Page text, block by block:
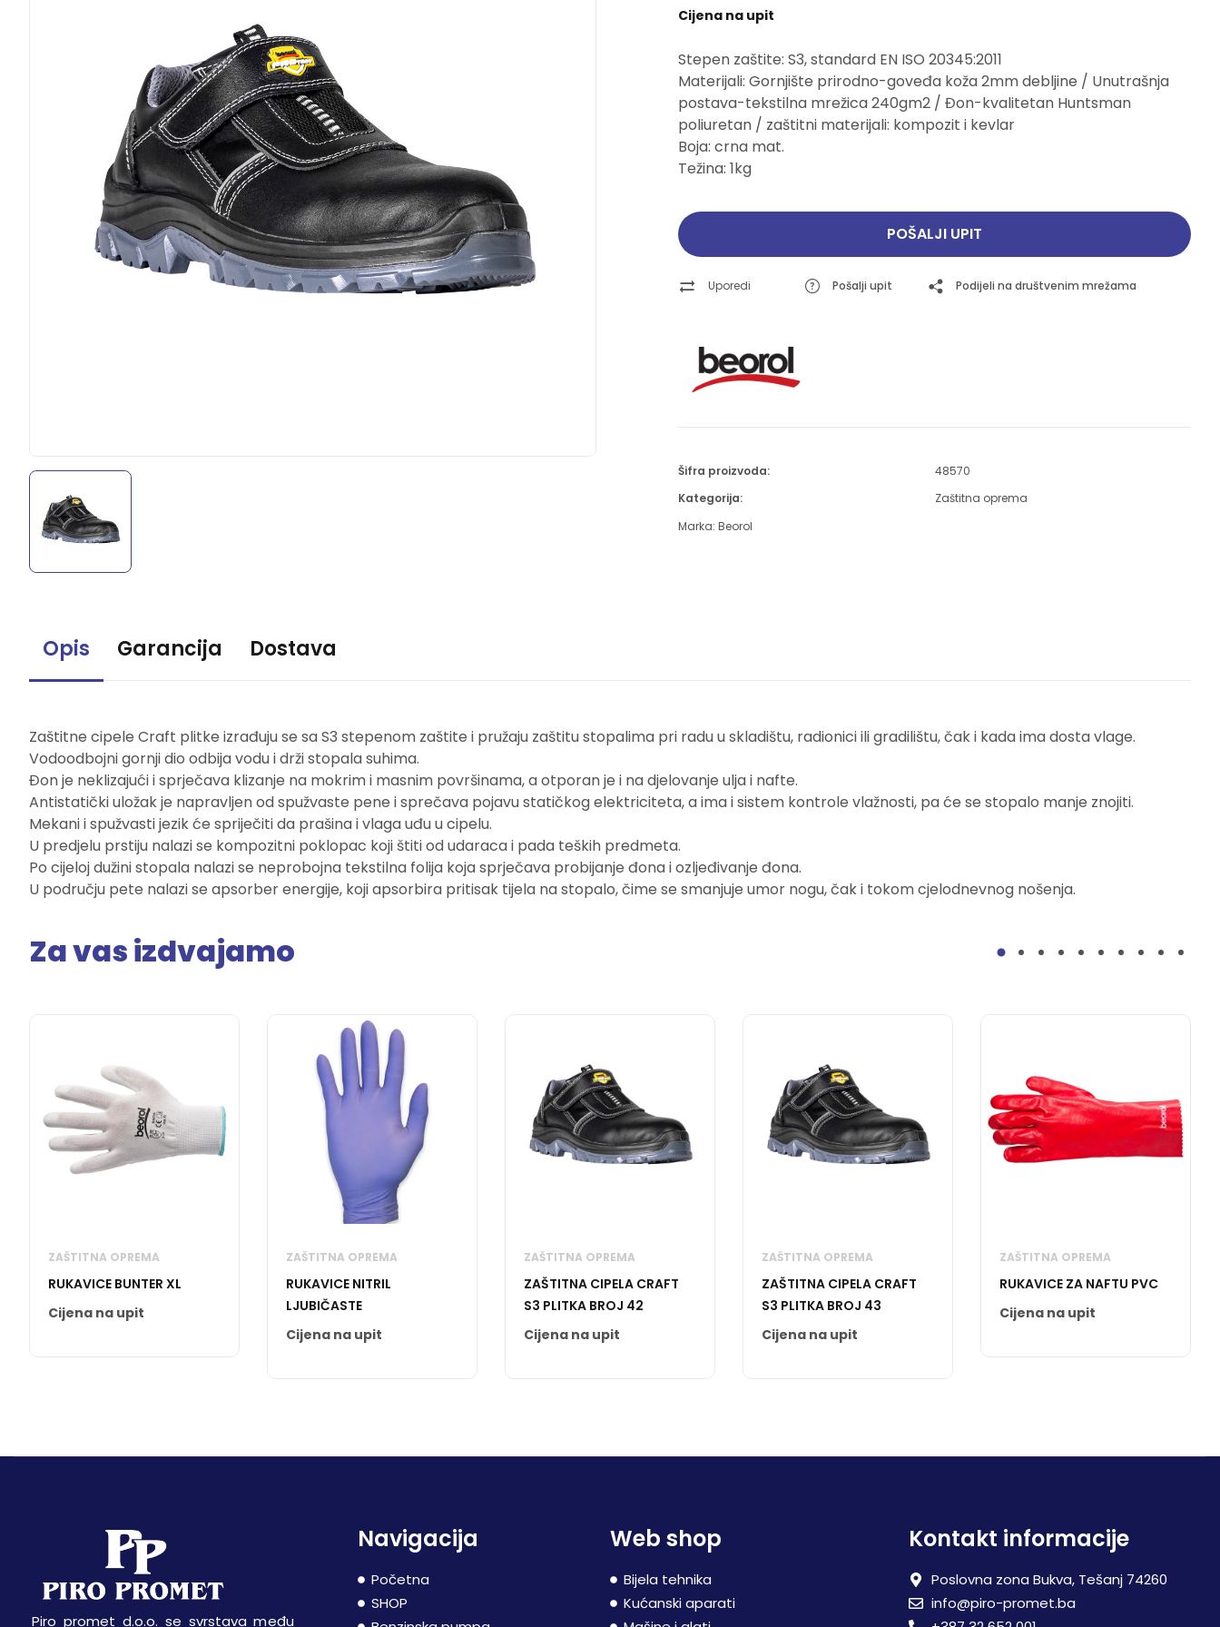
Pogledajte ponudu
Brusne trake i ploče
Pogledajte ponudu
Pogledajte ponudu
Brusne trake i ploče
Pogledajte ponudu
Cijena na upit
Stepen zaštite: S3, standard EN ISO 20345:2011
Materijali: Gornjište prirodno-goveđa koža 2mm debljine / Unutrašnja
postava-tekstilna mrežica 240gm2 / Đon-kvalitetan Huntsman
poliuretan / zaštitni materijali: kompozit i kevlar
Boja: crna mat.
Težina: 1kg
POŠALJI UPIT
Uporedi Pošalji upit Podijeli na društvenim mrežama
Šifra proizvoda:
48570
Kategorija:
Zaštitna oprema
Marka: Beorol
Opis Garancija Dostava
Zaštitne cipele Craft plitke izrađuju se sa S3 stepenom zaštite i pružaju zaštitu stopalima pri radu u skladištu, radionici ili gradilištu, čak i kada ima dosta vlage.
Vodoodbojni gornji dio odbija vodu i drži stopala suhima.
Đon je neklizajući i sprječava klizanje na mokrim i masnim površinama, a otporan je i na djelovanje ulja i nafte.
Antistatički uložak je napravljen od spužvaste pene i sprečava pojavu statičkog elektriciteta, a ima i sistem kontrole vlažnosti, pa će se stopalo manje znojiti.
Mekani i spužvasti jezik će spriječiti da prašina i vlaga uđu u cipelu.
U predjelu prstiju nalazi se kompozitni poklopac koji štiti od udaraca i pada teških predmeta.
Po cijeloj dužini stopala nalazi se neprobojna tekstilna folija koja sprječava probijanje đona i ozljeđivanje đona.
U području pete nalazi se apsorber energije, koji apsorbira pritisak tijela na stopalo, čime se smanjuje umor nogu, čak i tokom cjelodnevnog nošenja.
Za vas izdvajamo
ZAŠTITNA OPREMA
RUKAVICE BUNTER XL
Cijena na upit
ZAŠTITNA OPREMA
RUKAVICE NITRIL
LJUBIČASTE
Cijena na upit
ZAŠTITNA OPREMA
ZAŠTITNA CIPELA CRAFT
S3 PLITKA BROJ 42
Cijena na upit
ZAŠTITNA OPREMA
ZAŠTITNA CIPELA CRAFT
S3 PLITKA BROJ 43
Cijena na upit
ZAŠTITNA OPREMA
RUKAVICE ZA NAFTU PVC
Cijena na upit
Piro promet d.o.o. se svrstava među
Navigacija
Početna
SHOP
Web shop
Bijela tehnika
Kućanski aparati
Kontakt informacije
Poslovna zona Bukva, Tešanj 74260
info@piro-promet.ba